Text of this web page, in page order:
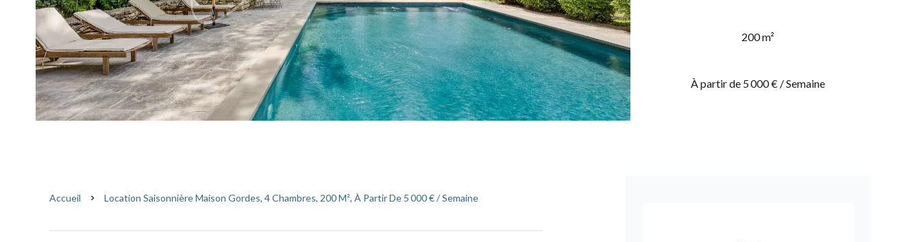
200 m²
À partir de 5 000 € / Semaine
Accueil Location Saisonnière Maison Gordes, 4 Chambres, 200 M², À Partir De 5 000 € / Semaine